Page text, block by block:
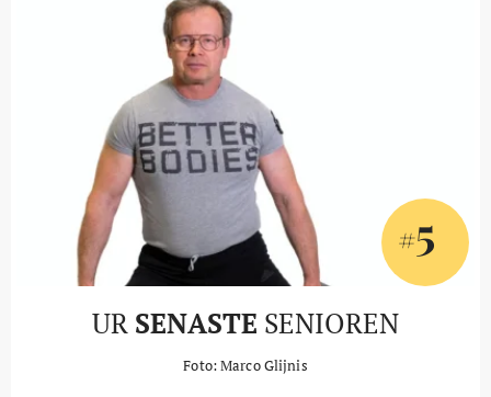
#5
UR SENASTE SENIOREN
Foto: Marco Glijnis